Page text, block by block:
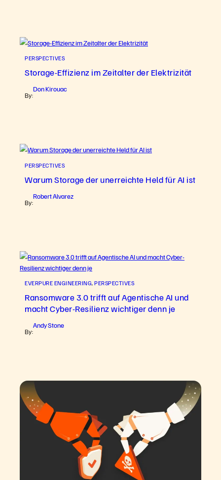
PERSPECTIVES
Storage-Effizienz im Zeitalter der Elektrizität
By:
Don Kirouac
PERSPECTIVES
Warum Storage der unerreichte Held für AI ist
By:
Robert Alvarez
EVERPURE ENGINEERING, PERSPECTIVES
Ransomware 3.0 trifft auf Agentische AI und
macht Cyber-Resilienz wichtiger denn je
By:
Andy Stone